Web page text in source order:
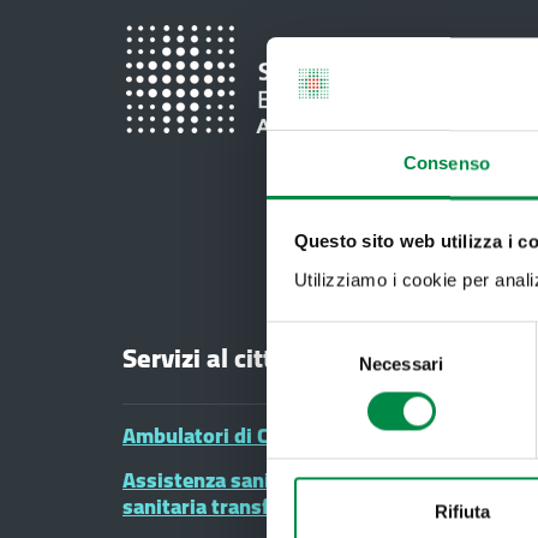
Consenso
Questo sito web utilizza i
Utilizziamo i cookie per
del
Necessari
Rifiuta
Servizi al cittadino
Ambulatori di Continuità Assistenziale e CAU
Assistenza sanitaria all'estero - Assistenza
sanitaria transfrontaliera